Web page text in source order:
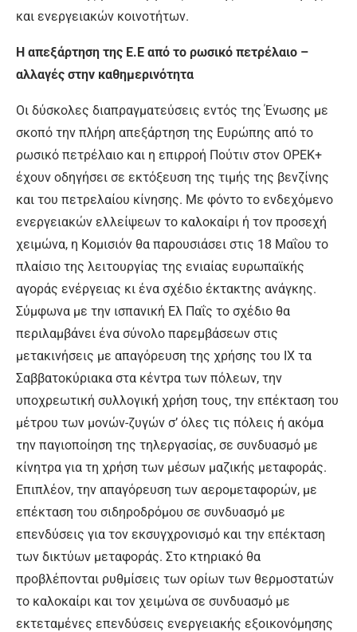
και ενεργειακών κοινοτήτων.
Η απεξάρτηση της Ε.Ε από το ρωσικό πετρέλαιο –
αλλαγές στην καθημερινότητα
Οι δύσκολες διαπραγματεύσεις εντός της Ένωσης με
σκοπό την πλήρη απεξάρτηση της Ευρώπης από το
ρωσικό πετρέλαιο και η επιρροή Πούτιν στον OPEK+
έχουν οδηγήσει σε εκτόξευση της τιμής της βενζίνης
και του πετρελαίου κίνησης. Με φόντο το ενδεχόμενο
ενεργειακών ελλείψεων το καλοκαίρι ή τον προσεχή
χειμώνα, η Κομισιόν θα παρουσιάσει στις 18 Μαΐου το
πλαίσιο της λειτουργίας της ενιαίας ευρωπαϊκής
αγοράς ενέργειας κι ένα σχέδιο έκτακτης ανάγκης.
Σύμφωνα με την ισπανική Ελ Παΐς το σχέδιο θα
περιλαμβάνει ένα σύνολο παρεμβάσεων στις
μετακινήσεις με απαγόρευση της χρήσης του ΙΧ τα
Σαββατοκύριακα στα κέντρα των πόλεων, την
υποχρεωτική συλλογική χρήση τους, την επέκταση του
μέτρου των μονών-ζυγών σ’ όλες τις πόλεις ή ακόμα
την παγιοποίηση της τηλεργασίας, σε συνδυασμό με
κίνητρα για τη χρήση των μέσων μαζικής μεταφοράς.
Επιπλέον, την απαγόρευση των αερομεταφορών, με
επέκταση του σιδηροδρόμου σε συνδυασμό με
επενδύσεις για τον εκσυγχρονισμό και την επέκταση
των δικτύων μεταφοράς. Στο κτηριακό θα
προβλέπονται ρυθμίσεις των ορίων των θερμοστατών
το καλοκαίρι και τον χειμώνα σε συνδυασμό με
εκτεταμένες επενδύσεις ενεργειακής εξοικονόμησης